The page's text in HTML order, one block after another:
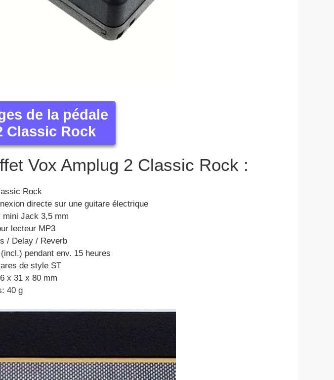
de la pédale
Classic Rock
Vox Amplug 2 Classic Rock :
Rock
directe sur une guitare électrique
mini Jack 3,5 mm
lecteur MP3
/ Delay / Reverb
pendant env. 15 heures
de style ST
x 31 x 80 mm
40 g